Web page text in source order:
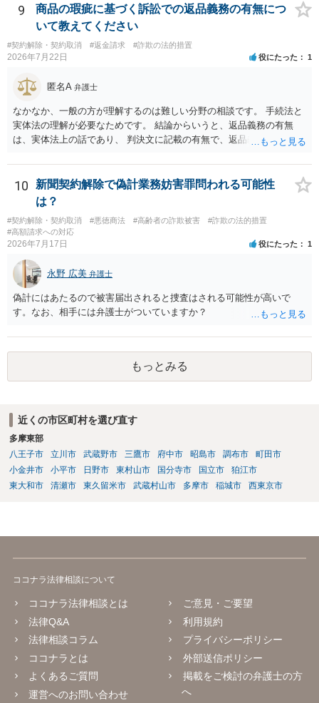
に検討してもらう必要があると思います。弁護士費用は自由化されて
いますので個別に確認いただく必要がありますが、そもそも回収でき
るかどうかが問題になり得る事案であり、被害額の規模からみると、
仮に回収できたとしても弁護士費用を差し引いた実質回収分はかなり
少なくなる可能性もあるように思います。
9
商品の瑕疵に基づく訴訟での返品義務の有無につ
いて教えてください
#契約解除・契約取消 #返金請求 #詐欺の法的措置
2026年7月22日 役にたった 1
匿名A 弁護士
なかなか、一般の方が理解するのは難しい分野の相談です。 手続法と
実体法の理解が必要なためです。 結論からいうと、返品義務の有無
は、実体法上の話であり、 判決文に記載の有無で、返品義務の有無が
品せよ」と判決文に書かれていなくても、 全額支払い判決の前提とし
て、契約不適合責任を理由に契約を解除してれば、 原状回復義務とし
て、相談者さんは、商品の返品義務を負うことになります。 ただし、
訴訟上何等かの形で、返品義務の有無が争われ争点化していたが、 結
論として、返品義務が存在しないというような判断が判決理由中で下
されていれば、 相手は返品請求を再度主張できない可能性はあります
10
新聞契約解除で偽計業務妨害罪問われる可能性
は？
#契約解除・契約取消 #悪徳商法 #高齢者の詐欺被害
#詐欺の法的措置
#高額請求への対応
2026年7月17日 役にたった 1
永野 広美 弁護士
偽計にはあたるので被害届出されると捜査はされる可能性が高いで
す。なお、相手には弁護士がついていますか？
もっとみる
近くの市区町村を選び直す
多摩東部
八王子市
立川市 武蔵野市 三鷹市 府中市 昭島市 調布市
町田市
小金井市
小平市 日野市 東村山市 国分寺市 国立市
狛江市
東大和市
清瀬市 東久留米市 武蔵村山市 多摩市 稲城市 西東京市
ココナラ法律相談について
ココナラ法律相談とは
法律Q&A
法律相談コラム
ココナラとは
よくあるご質問
運営へのお問い合わせ
ご意見・ご要望
利用規約
プライバシーポリシー
外部送信ポリシー
掲載をご検討の弁護士の方
へ